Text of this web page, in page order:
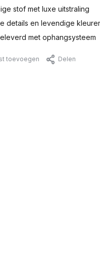
stof met luxe uitstraling
details en levendige
met ophangsysteem
toevoegen Delen